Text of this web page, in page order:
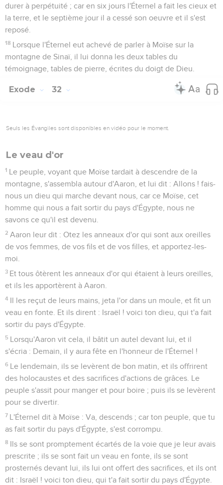
durer à perpétuité ; car en six jours l'Éternel a fait les cieux et
la terre, et le septième jour il a cessé son oeuvre et il s'est
reposé.
18 Lorsque l'Éternel eut achevé de parler à Moïse sur la
montagne de Sinaï, il lui donna les deux tables du
témoignage, tables de pierre, écrites du doigt de Dieu.
Exode 32
Seuls les Évangiles sont disponibles en vidéo pour le moment.
Le veau d'or
1 Le peuple, voyant que Moïse tardait à descendre de la
montagne, s'assembla autour d'Aaron, et lui dit : Allons ! fais-
nous un dieu qui marche devant nous, car ce Moïse, cet
homme qui nous a fait sortir du pays d'Égypte, nous ne
savons ce qu'il est devenu.
2 Aaron leur dit : Otez les anneaux d'or qui sont aux oreilles
de vos femmes, de vos fils et de vos filles, et apportez-les-
moi.
3 Et tous ôtèrent les anneaux d'or qui étaient à leurs oreilles,
et ils les apportèrent à Aaron.
4 Il les reçut de leurs mains, jeta l'or dans un moule, et fit un
veau en fonte. Et ils dirent : Israël ! voici ton dieu, qui t'a fait
sortir du pays d'Égypte.
5 Lorsqu'Aaron vit cela, il bâtit un autel devant lui, et il
s'écria : Demain, il y aura fête en l'honneur de l'Éternel !
6 Le lendemain, ils se levèrent de bon matin, et ils offrirent
des holocaustes et des sacrifices d'actions de grâces. Le
peuple s'assit pour manger et pour boire ; puis ils se levèrent
pour se divertir.
7 L'Éternel dit à Moïse : Va, descends ; car ton peuple, que tu
as fait sortir du pays d'Égypte, s'est corrompu.
8 Ils se sont promptement écartés de la voie que je leur avais
prescrite ; ils se sont fait un veau en fonte, ils se sont
prosternés devant lui, ils lui ont offert des sacrifices, et ils ont
dit : Israël ! voici ton dieu, qui t'a fait sortir du pays d'Égypte.